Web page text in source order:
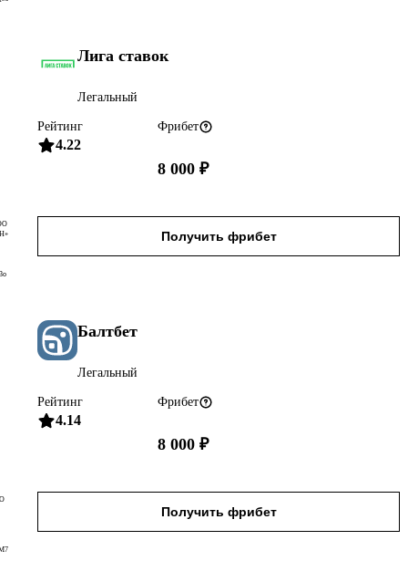
Лига ставок
Легальный
Рейтинг
4.22
Фрибет
8 000 ₽
Получить фрибет
Балтбет
Легальный
Рейтинг
4.14
Фрибет
8 000 ₽
Получить фрибет